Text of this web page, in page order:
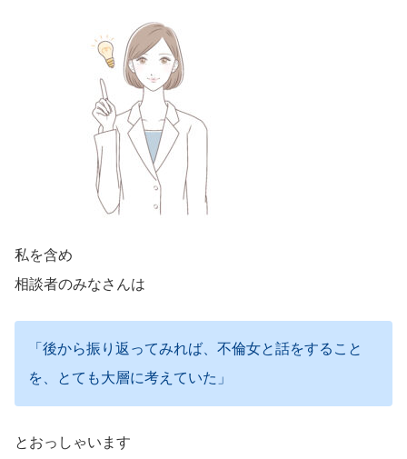
私を含め
相談者のみなさんは
「後から振り返ってみれば、不倫女と話をすること
を、とても大層に考えていた」
とおっしゃいます